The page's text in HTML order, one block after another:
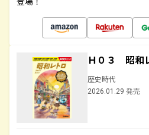
Ｈ０３ 昭和
歴史時代
2026.01.29 発売